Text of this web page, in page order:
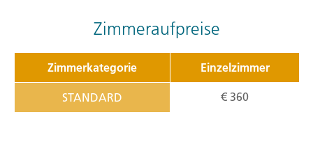
Zimmeraufpreise
Zimmerkategorie Einzelzimmer
STANDARD € 360